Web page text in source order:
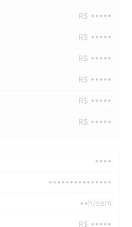
R$ •••••
R$ •••••
R$ •••••
R$ •••••
R$ •••••
R$ •••••
••••
•••••••••••••••
••h/sem
R$ •••••